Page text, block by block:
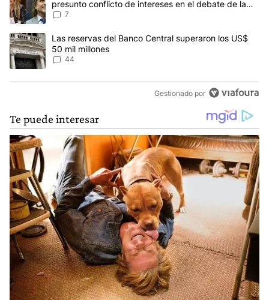
presunto conflicto de intereses en el debate de la
Ley de Tierras
7
Un artículo de tendencia con el título "Las reservas del Banco
Las reservas del Banco Central superaron los US$
50 mil millones
44
Gestionado por